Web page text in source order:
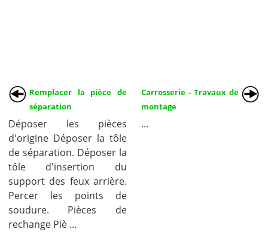
Remplacer la pièce de
séparation
Déposer les pièces
d'origine Déposer la tôle
de séparation. Déposer la
tôle d'insertion du
support des feux arrière.
Percer les points de
soudure. Pièces de
rechange Piè ...
Carrosserie - Travaux de
montage
...